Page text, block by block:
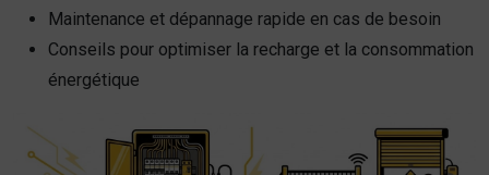
Maintenance et dépannage rapide en cas de besoin
Conseils pour optimiser la recharge et la consommation
énergétique